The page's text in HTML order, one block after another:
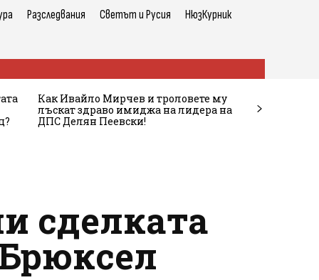
Разследвания Светът и Русия НюзКурник
Как Ивайло Мирчев и троловете му
лъскат здраво имиджа на лидера на
ДПС Делян Пеевски!
сделката